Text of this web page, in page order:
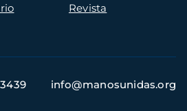
Revista
info@manosunidas.org